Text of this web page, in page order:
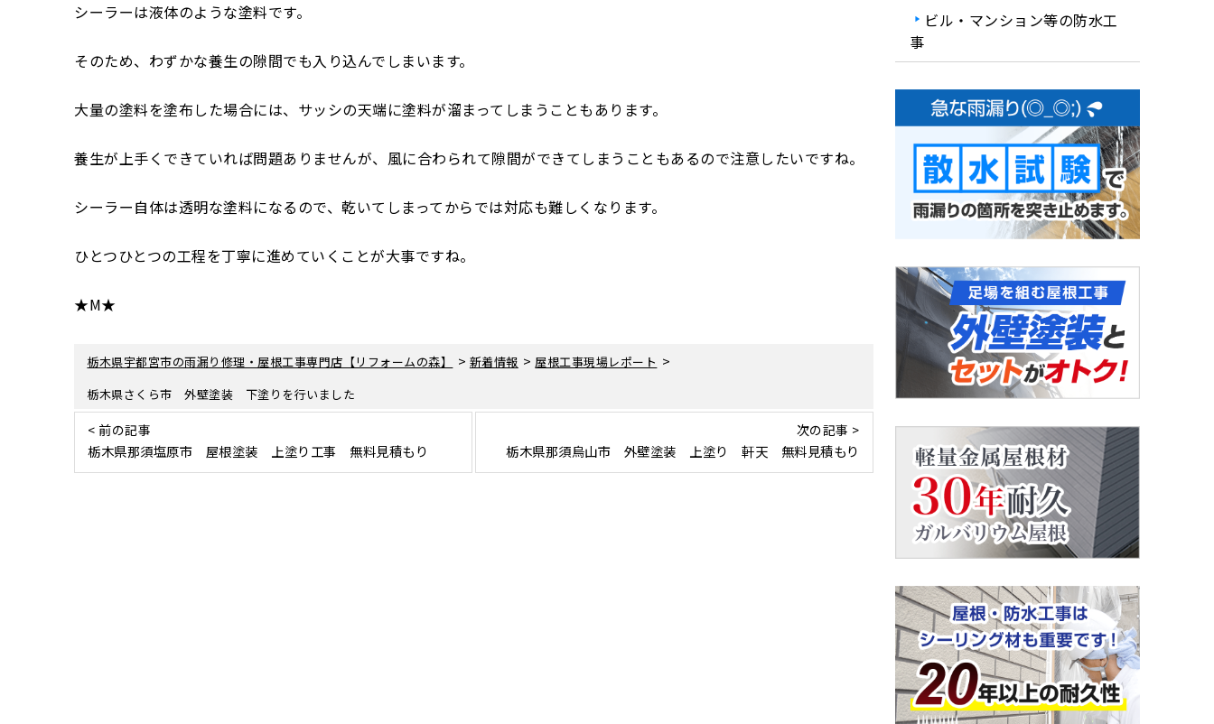
シーラーは液体のような塗料です。
そのため、わずかな養生の隙間でも入り込んでしまいます。
大量の塗料を塗布した場合には、サッシの天端に塗料が溜まってしまうこともあります。
養生が上手くできていれば問題ありませんが、風に合わられて隙間ができてしまうこともあるので注意したいですね。
シーラー自体は透明な塗料になるので、乾いてしまってからでは対応も難しくなります。
ひとつひとつの工程を丁寧に進めていくことが大事ですね。
★M★
栃木県宇都宮市の雨漏り修理・屋根工事専門店【リフォームの森】 > 新着情報 > 屋根工事現場レポート >
栃木県さくら市 外壁塗装 下塗りを行いました
< 前の記事
栃木県那須塩原市 屋根塗装 上塗り工事 無料見積もり
次の記事 >
栃木県那須烏山市 外壁塗装 上塗り 軒天 無料見積もり
ビル・マンション等の防水工
事